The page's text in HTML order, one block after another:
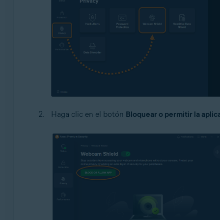
Haga clic en el botón Bloquear o permitir la